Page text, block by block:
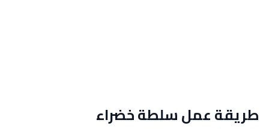
طريقة عمل سلطة خضراء